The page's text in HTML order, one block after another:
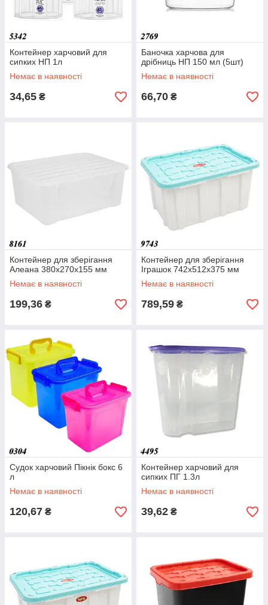
Контейнер харчовий для
сипких НП 1л
Немає в наявності
34,65 ₴
Баночка харчова для
дрібниць НП 150 мл (5шт)
Немає в наявності
66,70 ₴
Контейнер для зберігання
Алеана 380x270x155 мм
Немає в наявності
199,36 ₴
Контейнер для зберігання
Іграшок 742x512x375 мм
Немає в наявності
789,59 ₴
Судок харчовий Пікнік бокс 6
л
Немає в наявності
120,67 ₴
Контейнер харчовий для
сипких ПГ 1.3л
Немає в наявності
39,62 ₴